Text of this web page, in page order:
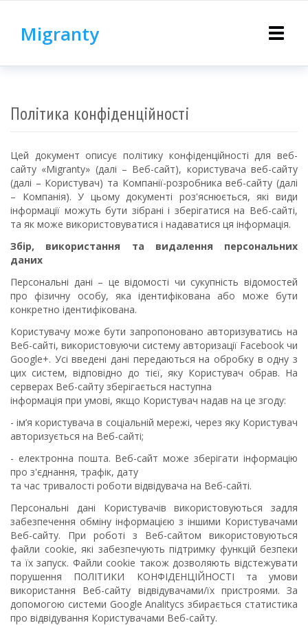
Toggle
Migranty
Політика конфіденційності
Цей документ описує політику конфіденційності для веб-
сайту «Migranty» (далі – Веб-сайт), користувача веб-сайту
(далі – Користувач) та Компанії-розробника веб-сайту (далі
– Компанія). У цьому документі роз'яснюється, які види
інформації можуть бути зібрані і зберігатися на Веб-сайті,
та як може використовуватися і надаватися ця інформація.
Збір, використання та видалення персональних
даних
Персональні дані – це відомості чи сукупність відомостей
про фізичну особу, яка ідентифікована або може бути
конкретно ідентифікована.
Користувачу може бути запропоновано авторизуватись на
Веб-сайті, використовуючи систему авторизації Facebook чи
Google+. Усі введені дані передаються на обробку в одну з
цих систем, відповідно до тієї, яку Користувач обрав. На
серверах Веб-сайту зберігається наступна
інформація при умові, якщо Користувач надав на це згоду:
- ім’я користувача в соціальній мережі, через яку Користувач
авторизується на Веб-сайті;
- електронна пошта. Веб-сайт може зберігати інформацію
про з'єднання, трафік, дату
та час тривалості роботи відвідувача на Веб-сайті.
Персональні дані Користувачів використовуються задля
забезпечення обміну інформацією з іншими Користувачами
Веб-сайту. При роботі з Веб-сайтом використовуються
файли cookie, які забезпечують підтримку функцій безпеки
та їх запуск. Файли cookie також дозволяють відстежувати
порушення ПОЛІТИКИ КОНФІДЕНЦІЙНОСТІ та умови
використання Веб-сайту відвідувачами/їх пристроями. За
допомогою системи Google Analitycs збирається статистика
про відвідування Користувачами Веб-сайту.